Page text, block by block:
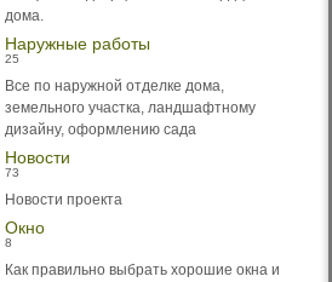
дома.
Наружные работы
25
Все по наружной отделке дома,
земельного участка, ландшафтному
дизайну, оформлению сада
Новости
73
Новости проекта
Окно
8
Как правильно выбрать хорошие окна и